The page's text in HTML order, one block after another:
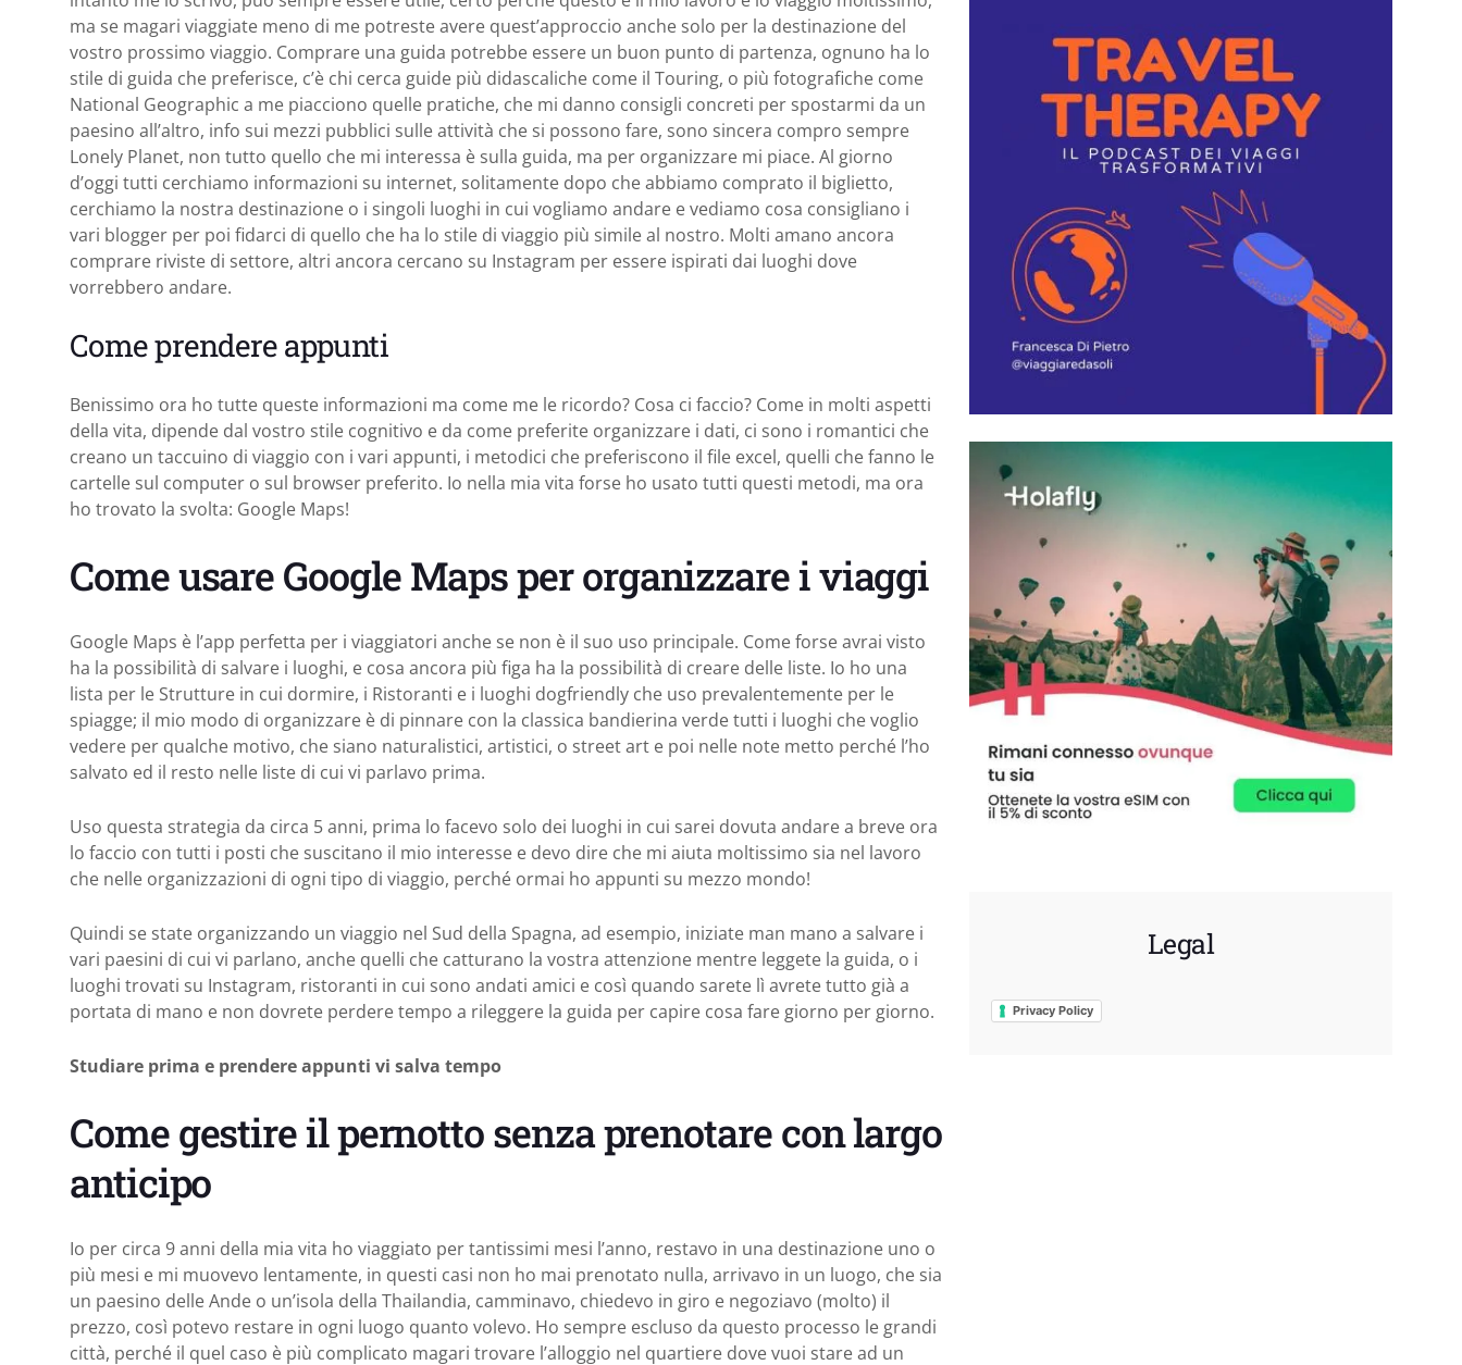
ma se magari viaggiate meno di me potreste avere quest’approccio anche solo per la destinazione del
vostro prossimo viaggio. Comprare una guida potrebbe essere un buon punto di partenza, ognuno ha lo
stile di guida che preferisce, c’è chi cerca guide più didascaliche come il Touring, o più fotografiche come
National Geographic a me piacciono quelle pratiche, che mi danno consigli concreti per spostarmi da un
paesino all’altro, info sui mezzi pubblici sulle attività che si possono fare, sono sincera compro sempre
Lonely Planet, non tutto quello che mi interessa è sulla guida, ma per organizzare mi piace. Al giorno
d’oggi tutti cerchiamo informazioni su internet, solitamente dopo che abbiamo comprato il biglietto,
cerchiamo la nostra destinazione o i singoli luoghi in cui vogliamo andare e vediamo cosa consigliano i
vari blogger per poi fidarci di quello che ha lo stile di viaggio più simile al nostro. Molti amano ancora
comprare riviste di settore, altri ancora cercano su Instagram per essere ispirati dai luoghi dove
vorrebbero andare.
Come prendere appunti
Benissimo ora ho tutte queste informazioni ma come me le ricordo? Cosa ci faccio? Come in molti aspetti
della vita, dipende dal vostro stile cognitivo e da come preferite organizzare i dati, ci sono i romantici che
creano un taccuino di viaggio con i vari appunti, i metodici che preferiscono il file excel, quelli che fanno le
cartelle sul computer o sul browser preferito. Io nella mia vita forse ho usato tutti questi metodi, ma ora
ho trovato la svolta: Google Maps!
Come usare Google Maps per organizzare i viaggi
Google Maps è l’app perfetta per i viaggiatori anche se non è il suo uso principale. Come forse avrai visto
ha la possibilità di salvare i luoghi, e cosa ancora più figa ha la possibilità di creare delle liste. Io ho una
lista per le Strutture in cui dormire, i Ristoranti e i luoghi dogfriendly che uso prevalentemente per le
spiagge; il mio modo di organizzare è di pinnare con la classica bandierina verde tutti i luoghi che voglio
vedere per qualche motivo, che siano naturalistici, artistici, o street art e poi nelle note metto perché l’ho
salvato ed il resto nelle liste di cui vi parlavo prima.
Uso questa strategia da circa 5 anni, prima lo facevo solo dei luoghi in cui sarei dovuta andare a breve ora
lo faccio con tutti i posti che suscitano il mio interesse e devo dire che mi aiuta moltissimo sia nel lavoro
che nelle organizzazioni di ogni tipo di viaggio, perché ormai ho appunti su mezzo mondo!
Quindi se state organizzando un viaggio nel Sud della Spagna, ad esempio, iniziate man mano a salvare i
vari paesini di cui vi parlano, anche quelli che catturano la vostra attenzione mentre leggete la guida, o i
luoghi trovati su Instagram, ristoranti in cui sono andati amici e così quando sarete lì avrete tutto già a
portata di mano e non dovrete perdere tempo a rileggere la guida per capire cosa fare giorno per giorno.
Studiare prima e prendere appunti vi salva tempo
Come gestire il pernotto senza prenotare con largo
anticipo
Io per circa 9 anni della mia vita ho viaggiato per tantissimi mesi l’anno, restavo in una destinazione uno o
più mesi e mi muovevo lentamente, in questi casi non ho mai prenotato nulla, arrivavo in un luogo, che sia
un paesino delle Ande o un’isola della Thailandia, camminavo, chiedevo in giro e negoziavo (molto) il
prezzo, così potevo restare in ogni luogo quanto volevo. Ho sempre escluso da questo processo le grandi
città, perché il quel caso è più complicato magari trovare l’alloggio nel quartiere dove vuoi stare ad un
Legal
Privacy Policy